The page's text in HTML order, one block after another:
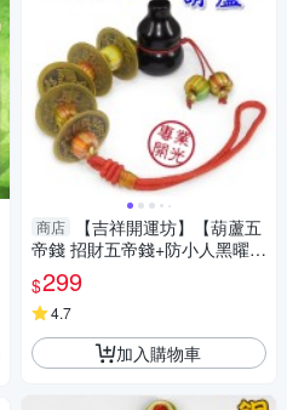
商店
【吉祥開運坊】【葫蘆五
帝錢 招財五帝錢+防小人黑曜石
葫蘆 防小人又招財】開光 擇日
$299
4.7
加入購物車